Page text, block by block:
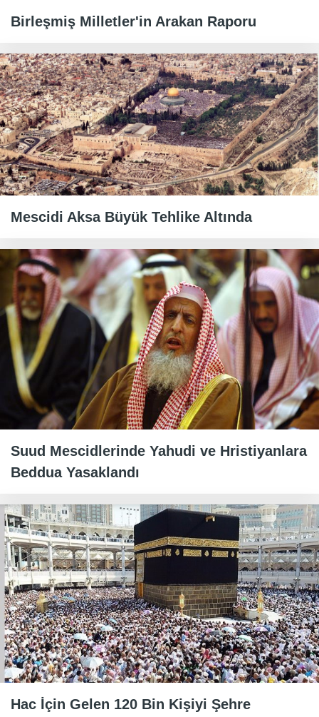
Birleşmiş Milletler'in Arakan Raporu
Mescidi Aksa Büyük Tehlike Altında
Suud Mescidlerinde Yahudi ve Hristiyanlara
Beddua Yasaklandı
Hac İçin Gelen 120 Bin Kişiyi Şehre